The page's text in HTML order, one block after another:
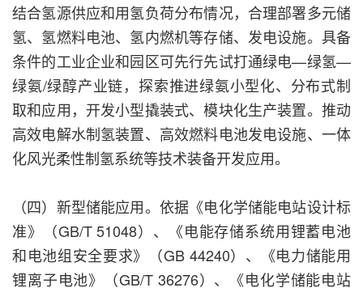
结合氢源供应和用氢负荷分布情况，合理部署多元储
氢、氢燃料电池、氢内燃机等存储、发电设施。具备
条件的工业企业和园区可先行先试打通绿电—绿氢—
绿氨/绿醇产业链，探索推进绿氨小型化、分布式制
取和应用，开发小型撬装式、模块化生产装置。推动
高效电解水制氢装置、高效燃料电池发电设施、一体
化风光柔性制氢系统等技术装备开发应用。
（四）新型储能应用。依据《电化学储能电站设计标
准》（GB/T 51048）、《电能存储系统用锂蓄电池
和电池组安全要求》（GB 44240）、《电力储能用
锂离子电池》（GB/T 36276）、《电化学储能电站